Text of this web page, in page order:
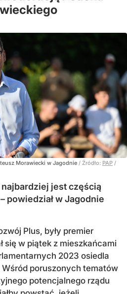
Morawiecki w Jagodnie / Źródło: PAP /
jest częścią
powiedział w Jagodnie
Plus, były premier
się w piątek z mieszkańcami
2023 osiedla
Wśród poruszonych tematów
potencjalnego rządu